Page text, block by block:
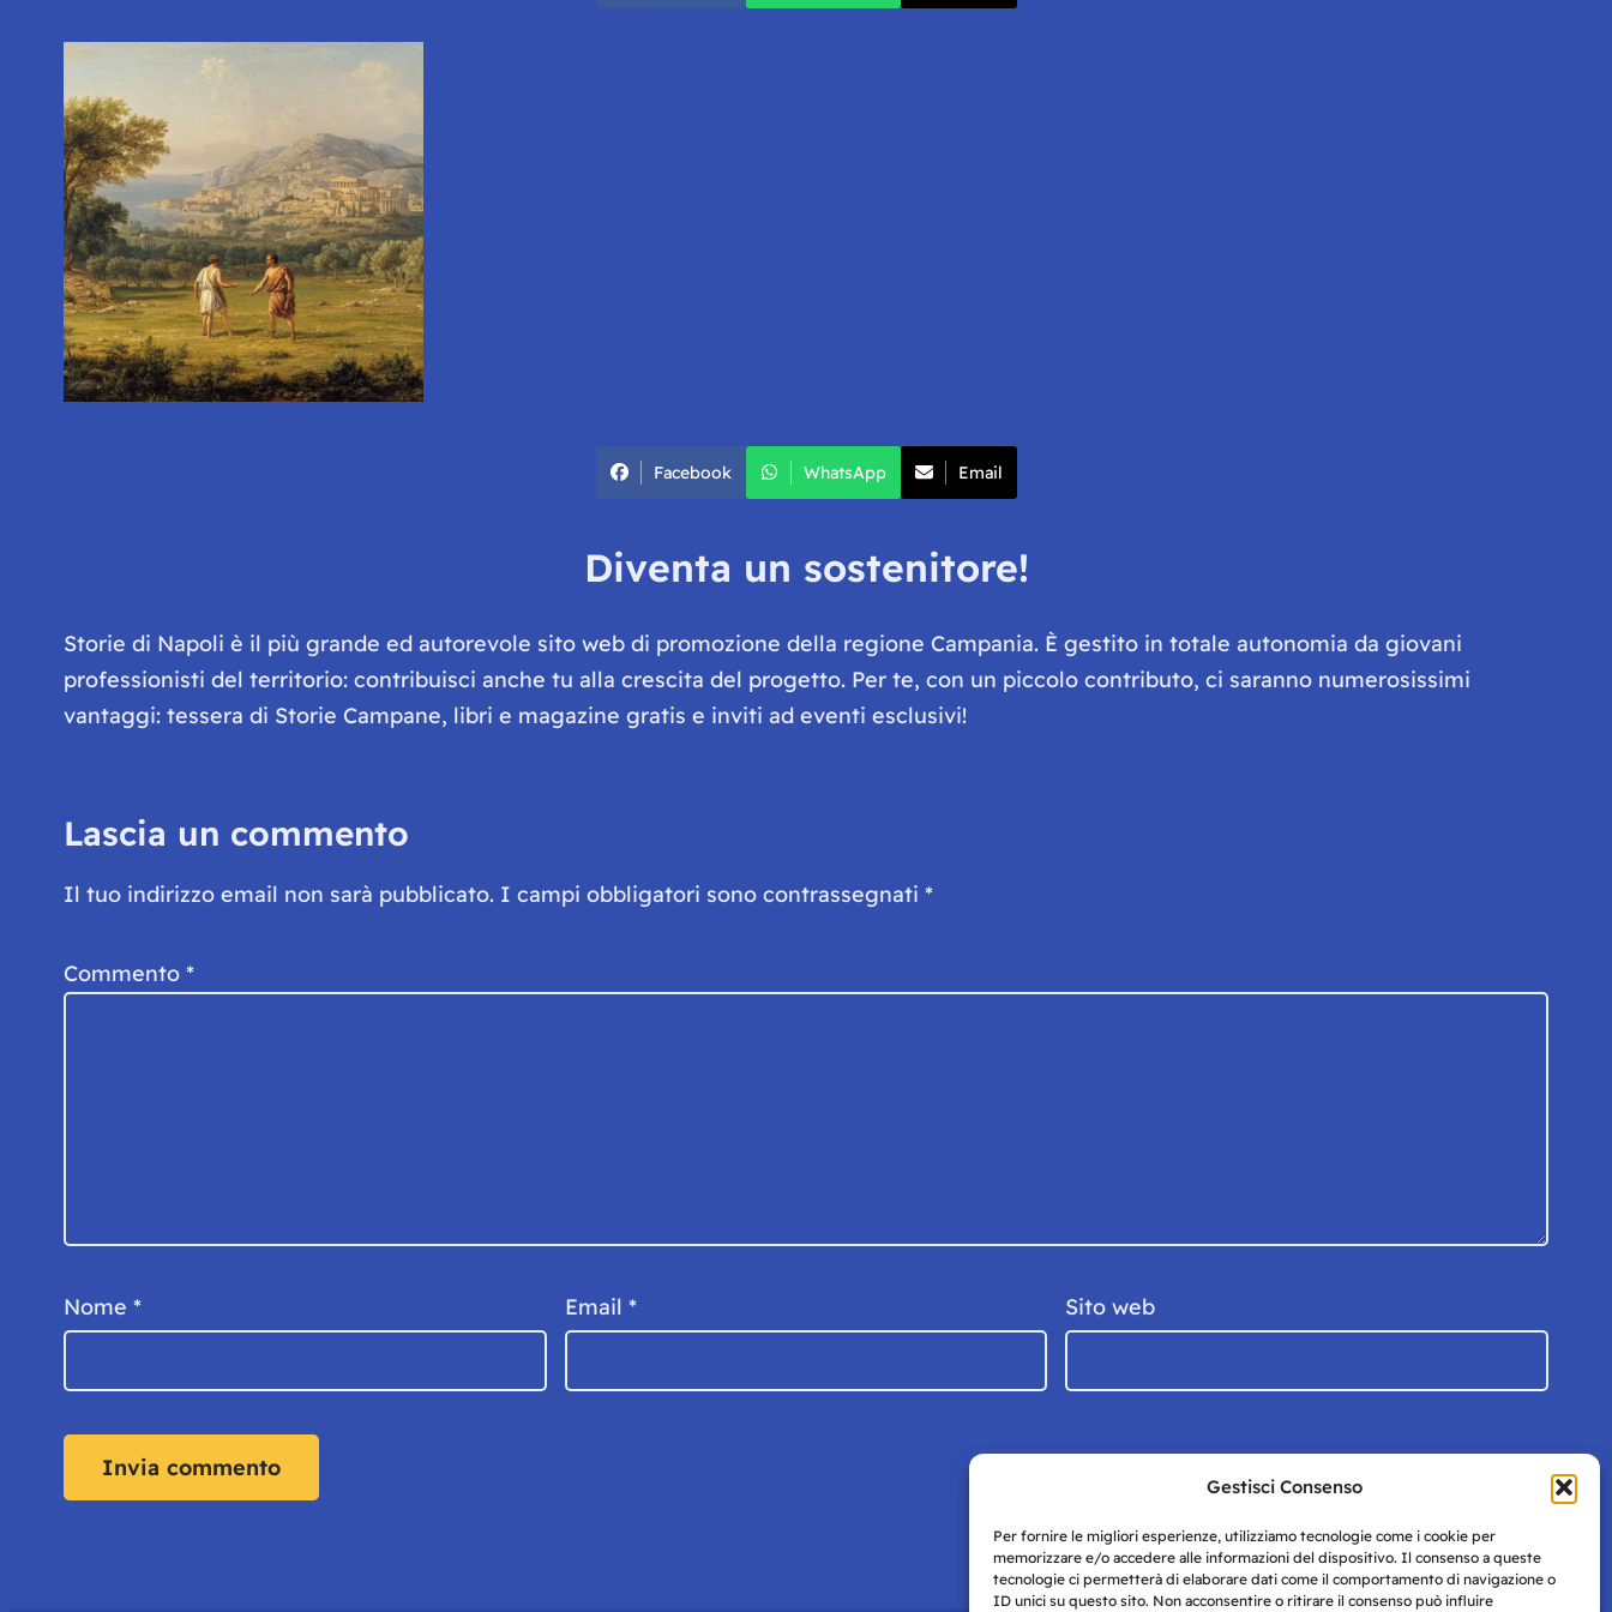
Gestisci Consenso
Per fornire le migliori esperienze, utilizziamo tecnologie come i cookie per
memorizzare e/o accedere alle informazioni del dispositivo. Il consenso a queste
tecnologie ci permetterà di elaborare dati come il comportamento di navigazione o
ID unici su questo sito. Non acconsentire o ritirare il consenso può influire
Facebook WhatsApp Email
Diventa un sostenitore!
Storie di Napoli è il più grande ed autorevole sito web di promozione della regione Campania. È gestito in totale autonomia da giovani
professionisti del territorio: contribuisci anche tu alla crescita del progetto. Per te, con un piccolo contributo, ci saranno numerosissimi
vantaggi: tessera di Storie Campane, libri e magazine gratis e inviti ad eventi esclusivi!
Lascia un commento
Il tuo indirizzo email non sarà pubblicato. I campi obbligatori sono contrassegnati *
Commento *
Nome * Email * Sito web